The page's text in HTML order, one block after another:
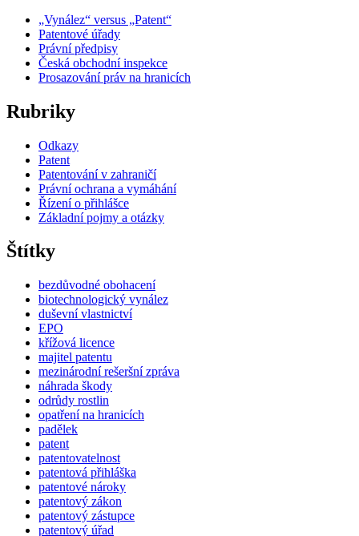
„Vynález“ versus „Patent“
Patentové úřady
Právní předpisy
Česká obchodní inspekce
Prosazování práv na hranicích
Rubriky
Odkazy
Patent
Patentování v zahraničí
Právní ochrana a vymáhání
Řízení o přihlášce
Základní pojmy a otázky
Štítky
bezdůvodné obohacení
biotechnologický vynález
duševní vlastnictví
EPO
křížová licence
majitel patentu
mezinárodní rešeršní zpráva
náhrada škody
odrůdy rostlin
opatření na hranicích
padělek
patent
patentovatelnost
patentová přihláška
patentové nároky
patentový zákon
patentový zástupce
patentový úřad